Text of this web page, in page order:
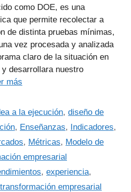
como DOE, es una
que permite recolectar a
de distinta pruebas mínimas,
vez procesada y analizada
claro de la situación en
desarrollara nuestro
más
a la ejecución,diseño de
, Enseñanzas, Indicadores,
, Métricas, Modelo de
empresarial
,experiencia,
transformación empresarial